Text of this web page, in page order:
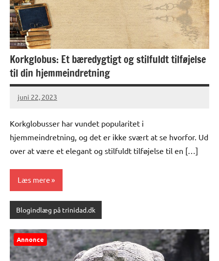
Korkglobus: Et bæredygtigt og stilfuldt tilføjelse
til din hjemmeindretning
juni 22, 2023
Korkglobusser har vundet popularitet i
hjemmeindretning, og det er ikke svært at se hvorfor. Ud
over at være et elegant og stilfuldt tilføjelse til en […]
Læs mere
Blogindlæg på trinidad.dk
Annonce